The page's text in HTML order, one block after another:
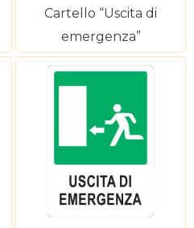
Cartello “Uscita di
emergenza”